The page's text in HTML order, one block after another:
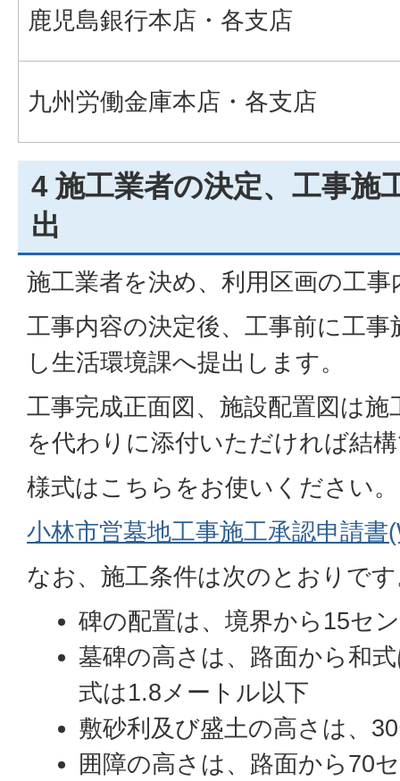
鹿児島銀行本店・各支店
九州労働金庫本店・各支店
4 施工業者の決定、工事施
出
施工業者を決め、利用区画の工
工事内容の決定後、工事前に工
し生活環境課へ提出します。
工事完成正面図、施設配置図は
を代わりに添付いただければ結
様式はこちらをお使いください。
小林市営墓地工事施工承認申請
なお、施工条件は次のとおりで
碑の配置は、境界から15セ
墓碑の高さは、路面から和
式は1.8メートル以下
敷砂利及び盛土の高さは、
囲障の高さは、路面から70